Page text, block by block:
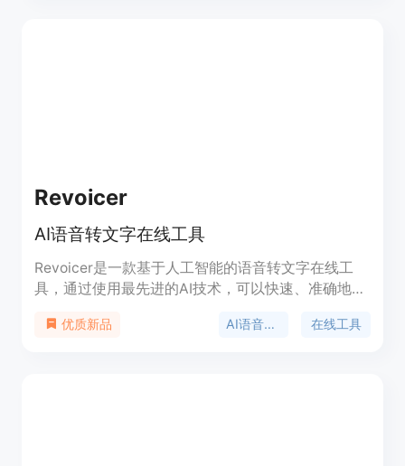
Revoicer
AI语音转文字在线工具
Revoicer是一款基于人工智能的语音转文字在线工
具，通过使用最先进的AI技术，可以快速、准确地将
支持多种语言，用户可以自定义语音类型、音调和速
优质新品 AI语音转文字 在线工具